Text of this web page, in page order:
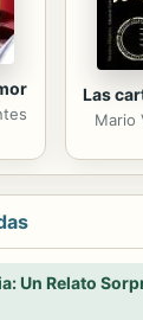
Las
Mario
Un Relato